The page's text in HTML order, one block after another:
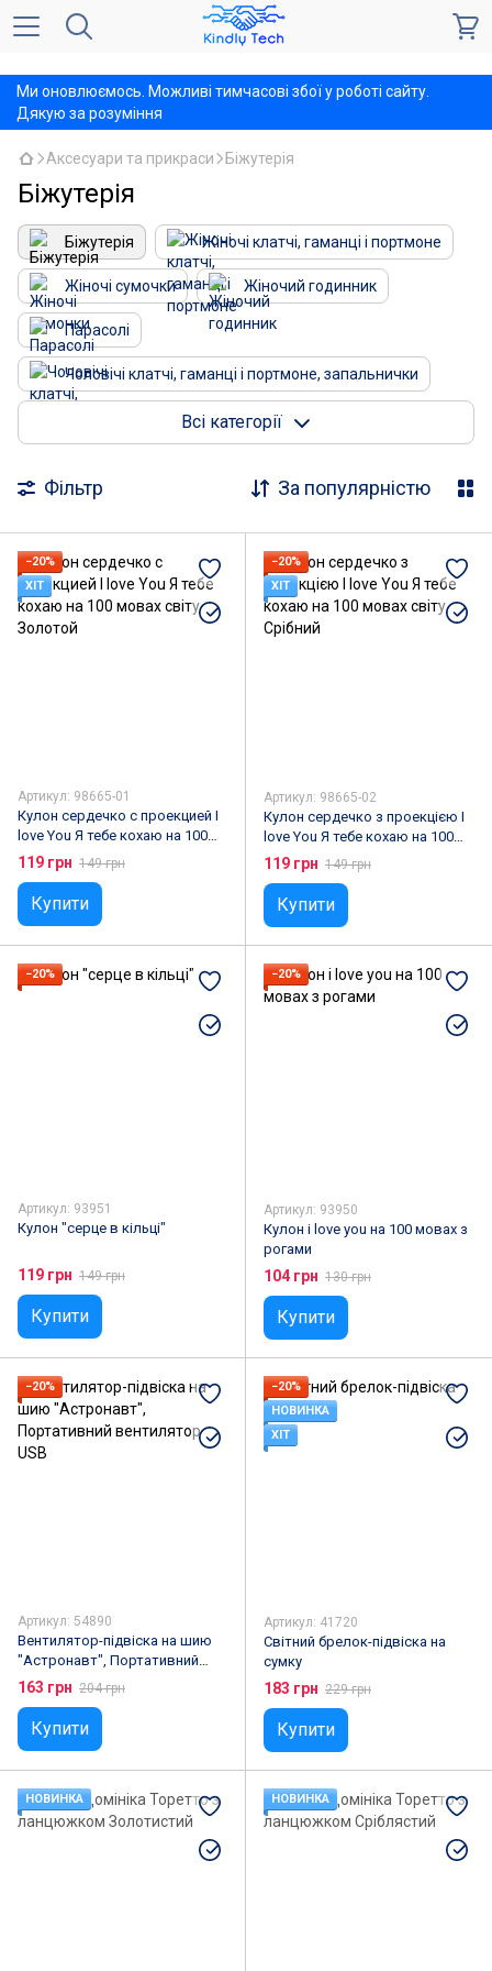
Ми оновлюємось. Можливі тимчасові збої у роботі сайту.
Дякую за розуміння
Аксесуари та прикраси Біжутерія
Біжутерія
Біжутерія Жіночі клатчі, гаманці і портмоне
Жіночі сумочки Жіночий годинник
Парасолі
Чоловічі клатчі, гаманці і портмоне, запальнички
Чоловічи годинники Подарунки оригінальні
Чоловічі сумки
Всі категорії
Фільтр За популярністю
−20%
ХІТ
Артикул: 98665-01
Кулон сердечко с проекцией I
love You Я тебе кохаю на 100
мовах світу Золотой
119 грн 149 грн
Купити
−20%
ХІТ
Артикул: 98665-02
Кулон сердечко з проекцією I
love You Я тебе кохаю на 100
мовах світу Срібний
119 грн 149 грн
Купити
−20%
Артикул: 93951
Кулон "серце в кільці"
119 грн 149 грн
Купити
−20%
Артикул: 93950
Кулон i love you на 100 мовах з
рогами
104 грн 130 грн
Купити
−20%
Артикул: 54890
Вентилятор-підвіска на шию
"Астронавт", Портативний
вентилятор USB
163 грн 204 грн
Купити
−20%
НОВИНКА
ХІТ
Артикул: 41720
Світний брелок-підвіска на
сумку
183 грн 229 грн
Купити
НОВИНКА НОВИНКА